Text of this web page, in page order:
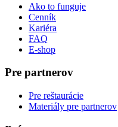
Ako to funguje
Cenník
Kariéra
FAQ
E-shop
Pre partnerov
Pre reštaurácie
Materiály pre partnerov